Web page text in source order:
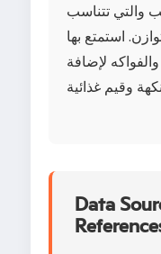
والتي تتناسب
استمتع بها
لإضافة
Data